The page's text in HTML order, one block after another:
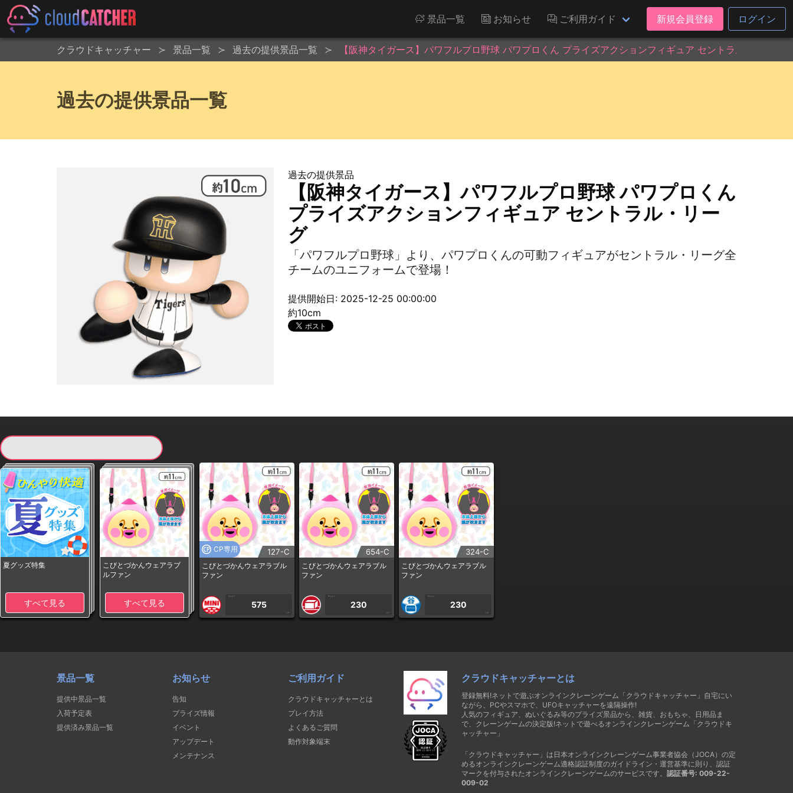
景品一覧 お知らせ ご利用ガイド 新規会員登録 ログイン
クラウドキャッチャー 景品一覧 過去の提供景品一覧 【阪神タイガース】パワフルプロ野球 パワプロくん プライズアクションフィギュア セントラル・リーグ
過去の提供景品一覧
過去の提供景品
【阪神タイガース】パワフルプロ野球 パワプロくん
プライズアクションフィギュア セントラル・リー
グ
「パワフルプロ野球」より、パワプロくんの可動フィギュアがセントラル・リーグ全
チームのユニフォームで登場！
提供開始日: 2025-12-25 00:00:00
約10cm
夏グッズ特集
すべて見る
こびとづかんウェアラブ
ルファン
すべて見る
CP専用 127-C
こびとづかんウェアラブル
ファン
1PLAY
575
CP
654-C
こびとづかんウェアラブル
ファン
1PLAY
230
CP
324-C
こびとづかんウェアラブル
ファン
1PLAY
230
CP
景品一覧
提供中景品一覧
入荷予定表
提供済み景品一覧
お知らせ
告知
プライズ情報
イベント
アップデート
メンテナンス
ご利用ガイド
クラウドキャッチャーとは
プレイ方法
よくあるご質問
動作対象端末
クラウドキャッチャーとは
登録無料!ネットで遊ぶオンラインクレーンゲーム「クラウドキャッチャー」自宅にい
ながら、PCやスマホで、UFOキャッチャーを遠隔操作!
人気のフィギュア、ぬいぐるみ等のプライズ景品から、雑貨、おもちゃ、日用品ま
で、クレーンゲームの決定版!ネットで遊べるオンラインクレーンゲーム「クラウドキ
ャッチャー」
「クラウドキャッチャー」は日本オンラインクレーンゲーム事業者協会（JOCA）の定
めるオンラインクレーンゲーム適格認証制度のガイドライン・運営基準に則り、認証
マークを付与されたオンラインクレーンゲームのサービスです。 認証番号: 009-22-
009-02